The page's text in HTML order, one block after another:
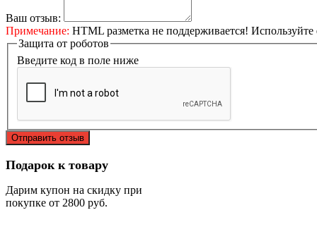
Ваш отзыв:
Примечание: HTML разметка не поддерживается!
Защита от роботов
Введите код в поле ниже
Отправить отзыв
Подарок к товару
Дарим купон на скидку при
покупке от 2800 руб.